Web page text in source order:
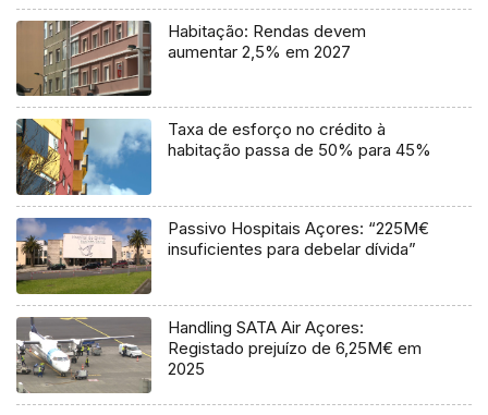
Habitação: Rendas devem
aumentar 2,5% em 2027
Taxa de esforço no crédito à
habitação passa de 50% para 45%
Passivo Hospitais Açores: “225M€
insuficientes para debelar dívida”
Handling SATA Air Açores:
Registado prejuízo de 6,25M€ em
2025